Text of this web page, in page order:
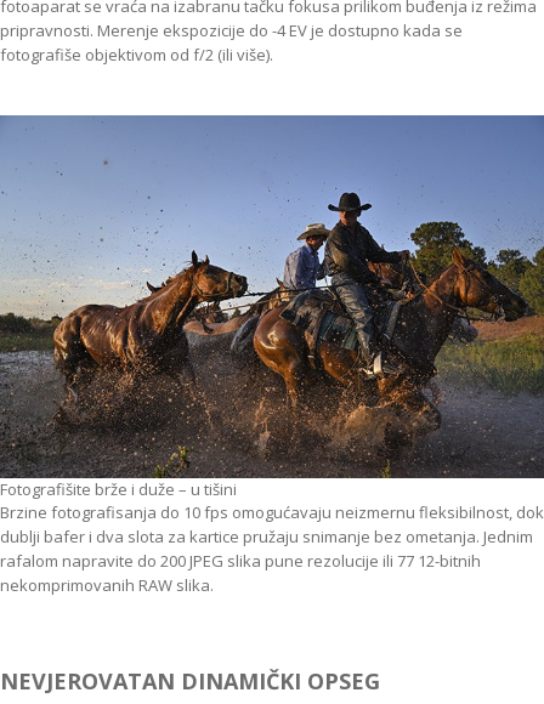
fotoaparat se vraća na izabranu tačku fokusa prilikom buđenja iz režima
pripravnosti. Merenje ekspozicije do -4 EV je dostupno kada se
fotografiše objektivom od f/2 (ili više).
Fotografišite brže i duže – u tišini
Brzine fotografisanja do 10 fps omogućavaju neizmernu fleksibilnost, dok
dublji bafer i dva slota za kartice pružaju snimanje bez ometanja. Jednim
rafalom napravite do 200 JPEG slika pune rezolucije ili 77 12-bitnih
nekomprimovanih RAW slika.
NEVJEROVATAN DINAMIČKI OPSEG